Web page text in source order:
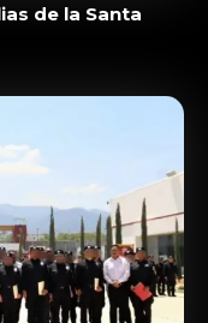
de la Santa